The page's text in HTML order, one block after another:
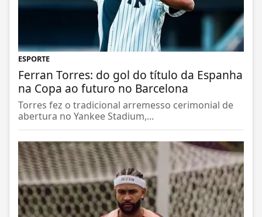
ESPORTE
Ferran Torres: do gol do título da Espanha
na Copa ao futuro no Barcelona
Torres fez o tradicional arremesso cerimonial de
abertura no Yankee Stadium,...